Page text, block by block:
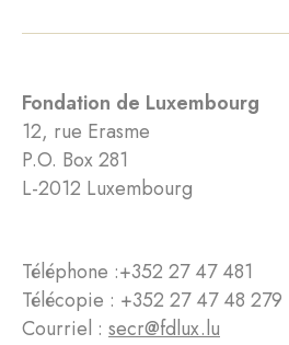
Fondation de Luxembourg
12, rue Erasme
P.O. Box 281
L-2012 Luxembourg
Téléphone :+352 27 47 481
Télécopie : +352 27 47 48 279
Courriel : secr@fdlux.lu